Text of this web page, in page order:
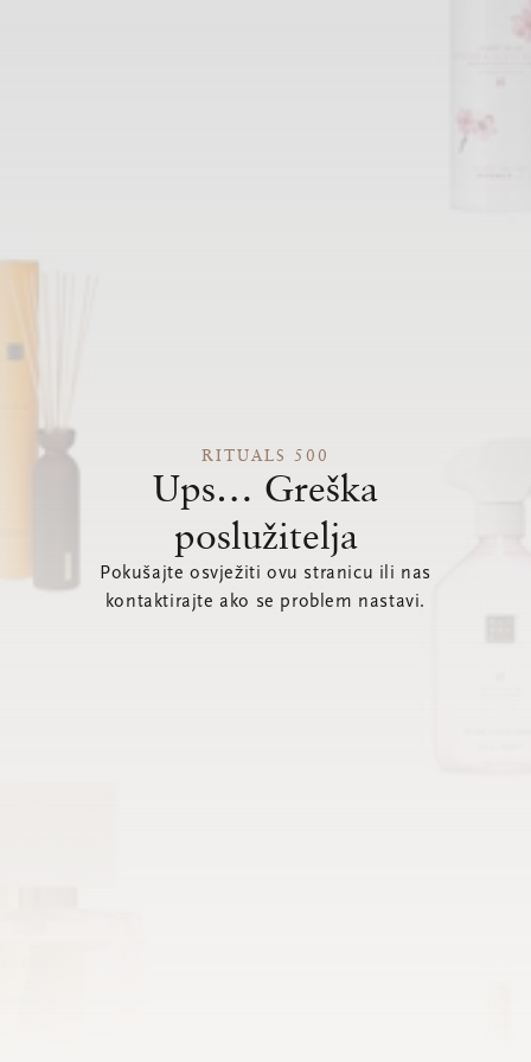
RITUALS 500
Ups… Greška
poslužitelja
Pokušajte osvježiti ovu stranicu ili nas
kontaktirajte ako se problem nastavi.